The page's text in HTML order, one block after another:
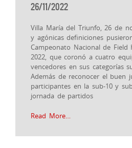
26/11/2022
Villa María del Triunfo, 26 de
y agónicas definiciones
Campeonato Nacional de Field
2022, que coronó a cuatro
vencedores en sus categorías
Además de reconocer el buen
participantes en la sub-10 y
jornada de partidos
Read More…